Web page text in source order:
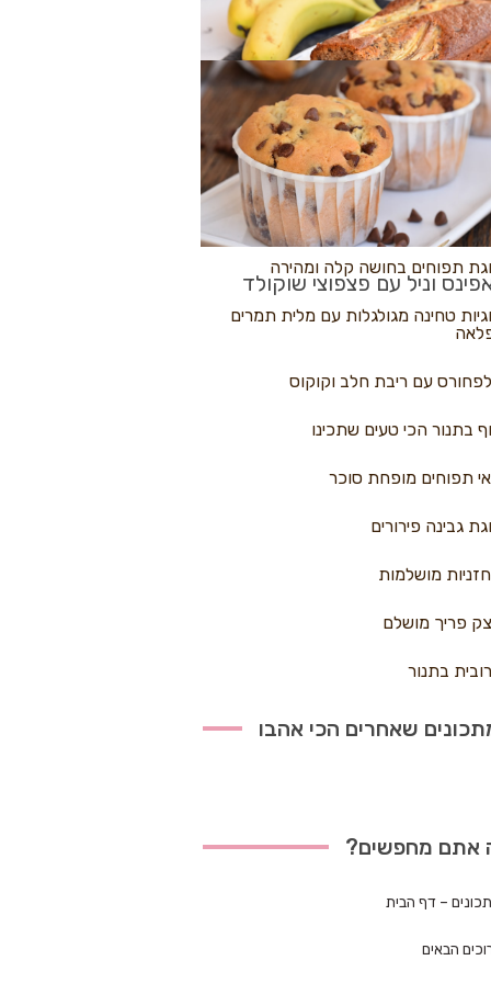
פיצה
בננות
וניל עם פצפוצי שוקולד
נקראים
תפוחים בחושה קלה ומהירה
טחינה מגולגלות עם מלית תמרים
עם ריבת חלב וקוקוס
בתנור הכי טעים שתכינו
תפוחים מופחת סוכר
גבינה פירורים
מושלמות
פריך מושלם
בתנור
שאחרים הכי אהבו
אתם מחפשים?
– דף הבית
הבאים